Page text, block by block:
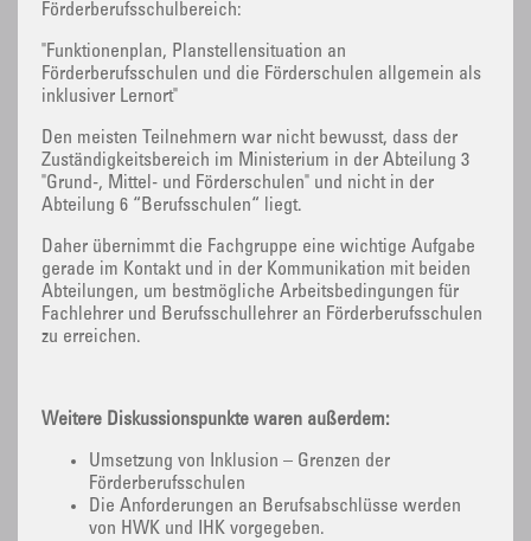
Förderberufsschulbereich:
"Funktionenplan, Planstellensituation an
Förderberufsschulen und die Förderschulen allgemein als
inklusiver Lernort"
Den meisten Teilnehmern war nicht bewusst, dass der
Zuständigkeitsbereich im Ministerium in der Abteilung 3
"Grund-, Mittel- und Förderschulen" und nicht in der
Abteilung 6 “Berufsschulen“ liegt.
Daher übernimmt die Fachgruppe eine wichtige Aufgabe
gerade im Kontakt und in der Kommunikation mit beiden
Abteilungen, um bestmögliche Arbeitsbedingungen für
Fachlehrer und Berufsschullehrer an Förderberufsschulen
zu erreichen.
Weitere Diskussionspunkte waren außerdem:
Umsetzung von Inklusion – Grenzen der
Förderberufsschulen
Die Anforderungen an Berufsabschlüsse werden
von HWK und IHK vorgegeben.